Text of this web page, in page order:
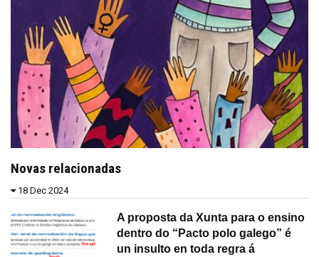
Novas relacionadas
18 Dec 2024
A proposta da Xunta para o ensino
dentro do “Pacto polo galego” é
un insulto en toda regra á